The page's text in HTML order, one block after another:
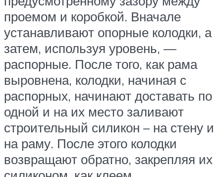
проемом и коробкой. Вначале
устанавливают опорные колодки, а
затем, используя уровень, —
распорные. После того, как рама
выровнена, колодки, начиная с
распорных, начинают доставать по
одной и на их место заливают
строительный силикон – на стену и
на раму. После этого колодки
возвращают обратно, закрепляя их